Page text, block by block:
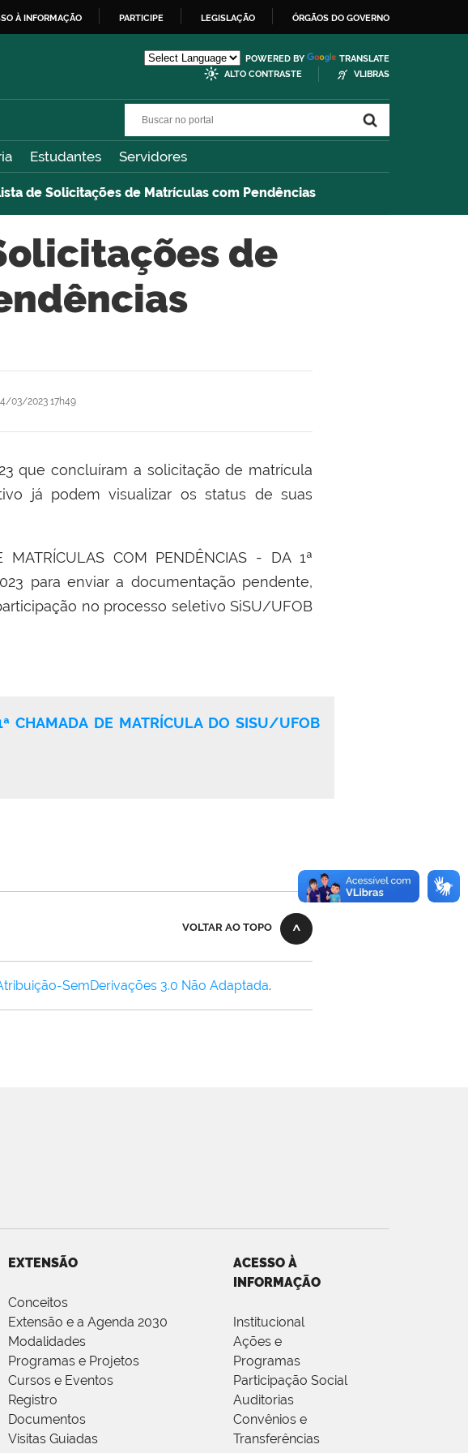
À INFORMAÇÃO PARTICIPE LEGISLAÇÃO ÓRGÃOS DO GOVERNO
POWERED BY
TRANSLATE
ALTO CONTRASTE
VLIBRAS
Estudantes Servidores
de Solicitações de Matrículas com Pendências
de
03/2023 17h49
que concluíram a solicitação de matrícula
já podem visualizar os status de suas
COM PENDÊNCIAS - DA 1ª
para enviar a documentação pendente,
no processo seletivo SiSU/UFOB
CHAMADA DE MATRÍCULA DO SISU/UFOB
VOLTAR AO TOPO
SemDerivações 3.0 Não Adaptada.
EXTENSÃO
Conceitos
Extensão e a Agenda 2030
Modalidades
Programas e Projetos
Cursos e Eventos
Registro
Documentos
Visitas Guiadas
ACESSO À
INFORMAÇÃO
Institucional
Ações e
Programas
Participação Social
Auditorias
Convênios e
Transferências